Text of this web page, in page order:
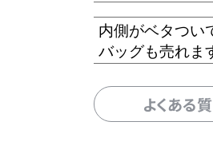
内側がベタつい
バッグも売れま
よくある